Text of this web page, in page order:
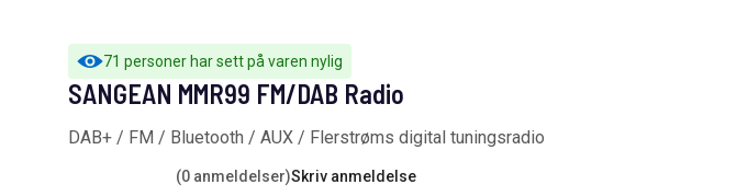
71 personer har sett på varen nylig
SANGEAN MMR99 FM/DAB Radio
DAB+ / FM / Bluetooth / AUX / Flerstrøms digital tuningsradio
(0 anmeldelser)Skriv anmeldelse